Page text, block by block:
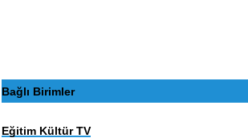
Bağlı Birimler
Eğitim Kültür TV